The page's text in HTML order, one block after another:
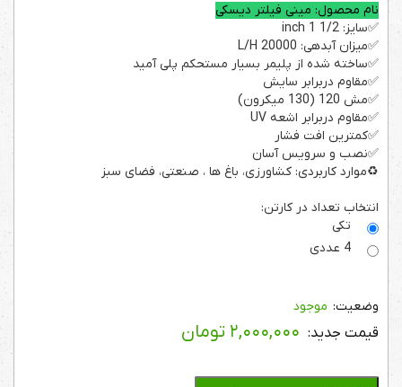
نام محصول: مینی فیلتر دیسکی
✅سایز: 1/2 1 inch
✅میزان آبدهی: 20000 L/H
✅ساخته شده از پلیمر بسیار مستحکم پلی آمید
✅مقاوم دربرابر سایش
✅مش 120 (130 میکرون)
✅مقاوم دربرابر اشعه UV
✅کمترین افت فشار
✅نصب و سرویس آسان
♻️موارد کاربردی: کشاورزی، باغ ها ، صنعتی، فضای سبز
انتخاب تعداد در کارتن:
تکی
موجود
۲,۰۰۰,۰۰۰ تومان